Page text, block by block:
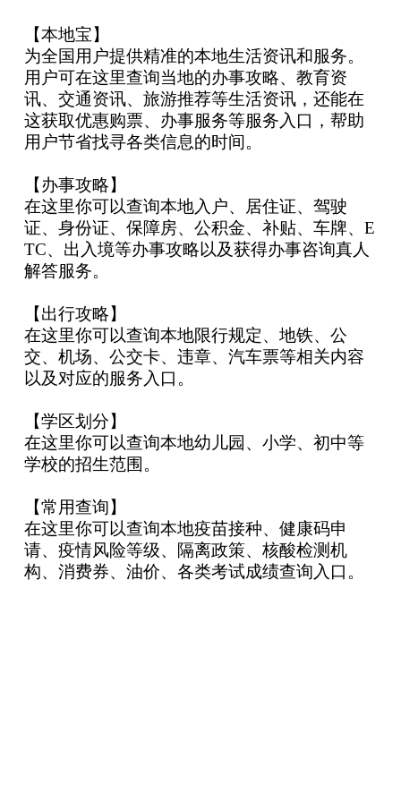
【本地宝】
为全国用户提供精准的本地生活资讯和服务。
用户可在这里查询当地的办事攻略、教育资
讯、交通资讯、旅游推荐等生活资讯，还能在
这获取优惠购票、办事服务等服务入口，帮助
用户节省找寻各类信息的时间。
【办事攻略】
在这里你可以查询本地入户、居住证、驾驶
证、身份证、保障房、公积金、补贴、车牌、E
TC、出入境等办事攻略以及获得办事咨询真人
解答服务。
【出行攻略】
在这里你可以查询本地限行规定、地铁、公
交、机场、公交卡、违章、汽车票等相关内容
以及对应的服务入口。
【学区划分】
在这里你可以查询本地幼儿园、小学、初中等
学校的招生范围。
【常用查询】
在这里你可以查询本地疫苗接种、健康码申
请、疫情风险等级、隔离政策、核酸检测机
构、消费券、油价、各类考试成绩查询入口。